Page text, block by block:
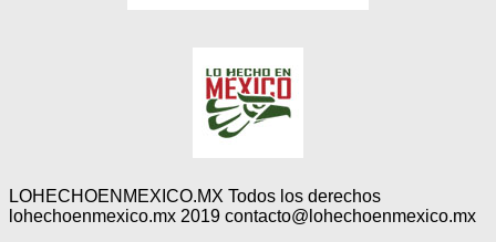
LOHECHOENMEXICO.MX Todos los derechos
lohechoenmexico.mx 2019 contacto@lohechoenmexico.mx